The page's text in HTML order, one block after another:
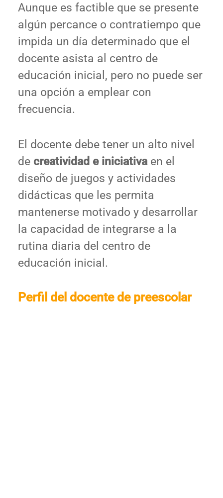
Aunque es factible que se presente
algún percance o contratiempo que
impida un día determinado que el
docente asista al centro de
educación inicial, pero no puede ser
una opción a emplear con
frecuencia.
El docente debe tener un alto nivel
de creatividad e iniciativaen el
diseño de juegos y actividades
didácticas que les permita
mantenerse motivado y desarrollar
la capacidad de integrarse a la
rutina diaria del centro de
educación inicial.
Perfil del docente de preescolar